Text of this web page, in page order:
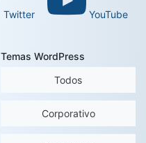
Twitter YouTube
Temas WordPress
Todos
Corporativo